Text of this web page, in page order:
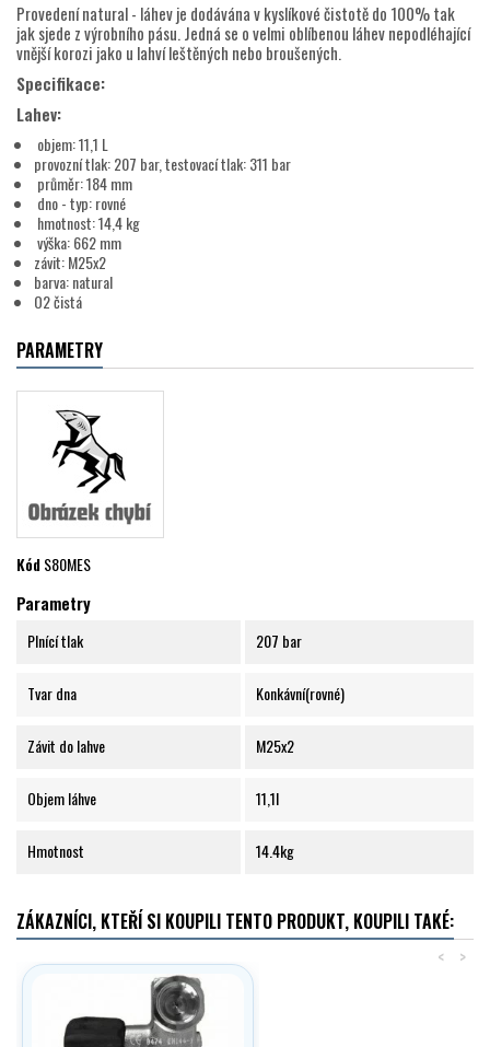
Provedení natural - láhev je dodávána v kyslíkové čistotě do 100% tak
jak sjede z výrobního pásu. Jedná se o velmi oblíbenou láhev nepodléhající
vnější korozi jako u lahví leštěných nebo broušených.
Specifikace:
Lahev:
objem: 11,1 L
provozní tlak: 207 bar, testovací tlak: 311 bar
průměr: 184 mm
dno - typ: rovné
hmotnost: 14,4 kg
výška: 662 mm
závit: M25x2
barva: natural
O2 čistá
PARAMETRY
KódS80MES
Parametry
Plnící tlak 207 bar
Tvar dna Konkávní(rovné)
Závit do lahve M25x2
Objem láhve 11,1l
Hmotnost 14.4kg
ZÁKAZNÍCI, KTEŘÍ SI KOUPILI TENTO PRODUKT, KOUPILI TAKÉ:
>
<